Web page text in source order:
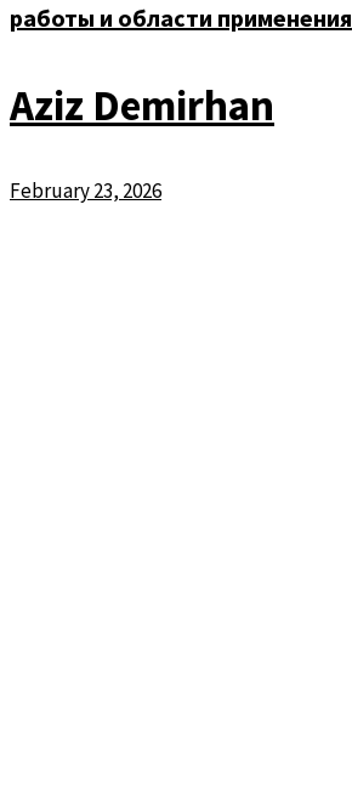
работы и области применения
Aziz Demirhan
February 23, 2026